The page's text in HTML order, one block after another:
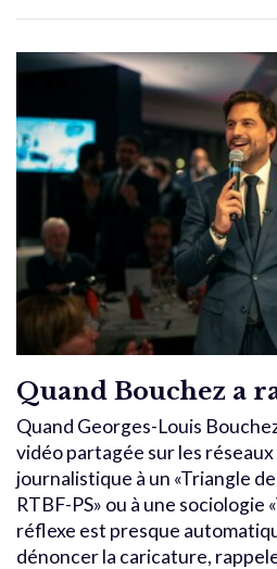
Quand Bouchez a
Quand Georges-Louis
vidéo partagée sur les
journalistique à un «Triangle
RTBF-PS» ou à une sociologie
réflexe est presque
dénoncer la caricature,